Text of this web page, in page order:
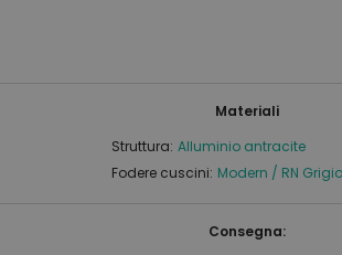
Materiali
Struttura: Alluminio antracite
Fodere cuscini: Modern / RN
Consegna: